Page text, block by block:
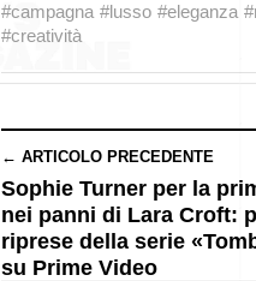
#campagna #lusso #eleganza
#creatività
← ARTICOLO PRECEDENTE
Sophie Turner per la
nei panni di Lara Croft:
riprese della serie
su Prime Video